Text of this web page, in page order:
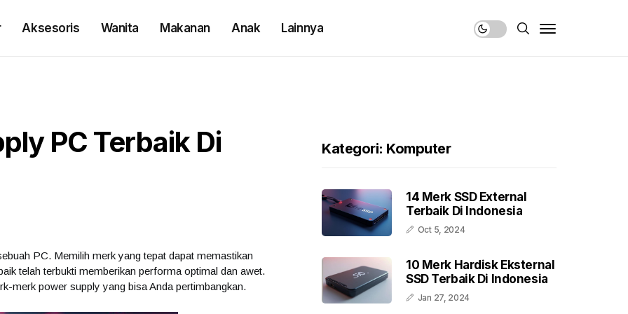
Aksesoris Wanita Makanan Anak Lainnya
PC Terbaik Di
PC. Memilih merk yang tepat dapat memastikan
telah terbukti memberikan performa optimal dan awet.
merk power supply yang bisa Anda pertimbangkan.
Kategori: Komputer
14 Merk SSD External
Terbaik Di Indonesia
Oct 5, 2024
10 Merk Hardisk Eksternal
SSD Terbaik Di Indonesia
Jan 27, 2024